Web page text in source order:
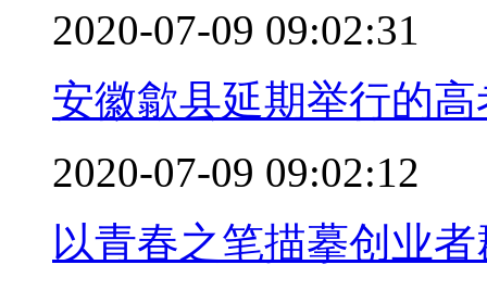
2020-07-09 09:02:31
安徽歙县延期举行的
2020-07-09 09:02:12
以青春之笔描摹创业